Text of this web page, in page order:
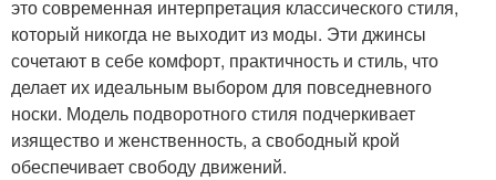
это современная интерпретация классического стиля,
который никогда не выходит из моды. Эти джинсы
сочетают в себе комфорт, практичность и стиль, что
делает их идеальным выбором для повседневного
носки. Модель подворотного стиля подчеркивает
изящество и женственность, а свободный крой
обеспечивает свободу движений.